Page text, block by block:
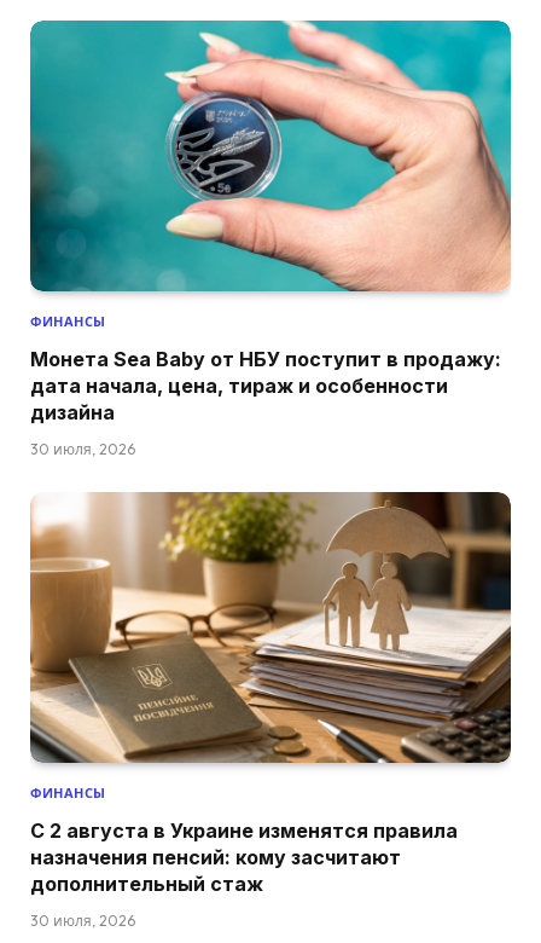
ФИНАНСЫ
Монета Sea Baby от НБУ поступит в продажу:
дата начала, цена, тираж и особенности
дизайна
30 июля, 2026
ФИНАНСЫ
С 2 августа в Украине изменятся правила
назначения пенсий: кому засчитают
дополнительный стаж
30 июля, 2026